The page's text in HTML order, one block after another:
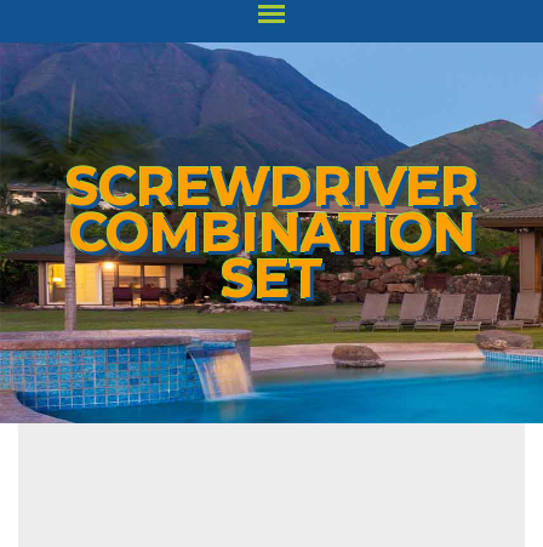
SCREWDRIVER
COMBINATION
SET